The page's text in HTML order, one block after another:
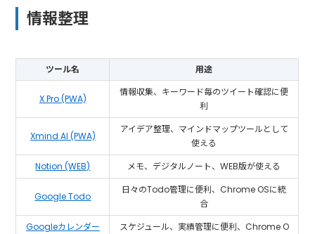
情報整理
ツール名 用途
X Pro (PWA)
情報収集、キーワード毎のツイート確認に便
利
Xmind AI (PWA)
アイデア整理、マインドマップツールとして
使える
Notion (WEB)
メモ、デジタルノート、WEB版が使える
Google Todo
日々のTodo管理に便利、Chrome OSに統
合
Googleカレンダー
スケジュール、実績管理に便利、Chrome O